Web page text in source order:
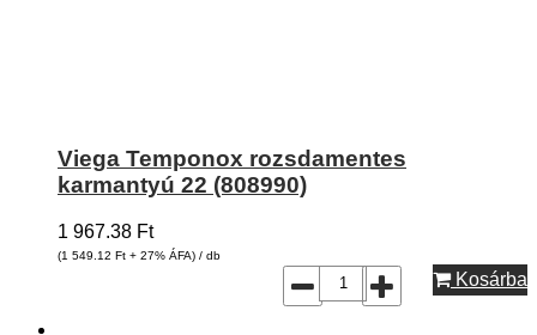
Viega Temponox rozsdamentes
karmantyú 22 (808990)
1 967.38 Ft
(1 549.12 Ft + 27% ÁFA) / db
Kosárba